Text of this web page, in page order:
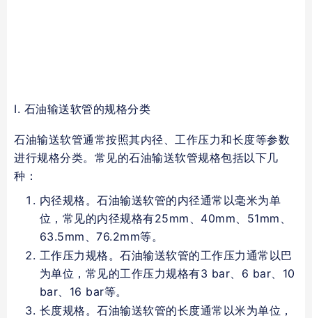
I. 石油输送软管的规格分类
石油输送软管通常按照其内径、工作压力和长度等参数
进行规格分类。常见的石油输送软管规格包括以下几
种：
内径规格。石油输送软管的内径通常以毫米为单
位，常见的内径规格有25mm、40mm、51mm、
63.5mm、76.2mm等。
工作压力规格。石油输送软管的工作压力通常以巴
为单位，常见的工作压力规格有3 bar、6 bar、10
bar、16 bar等。
长度规格。石油输送软管的长度通常以米为单位，